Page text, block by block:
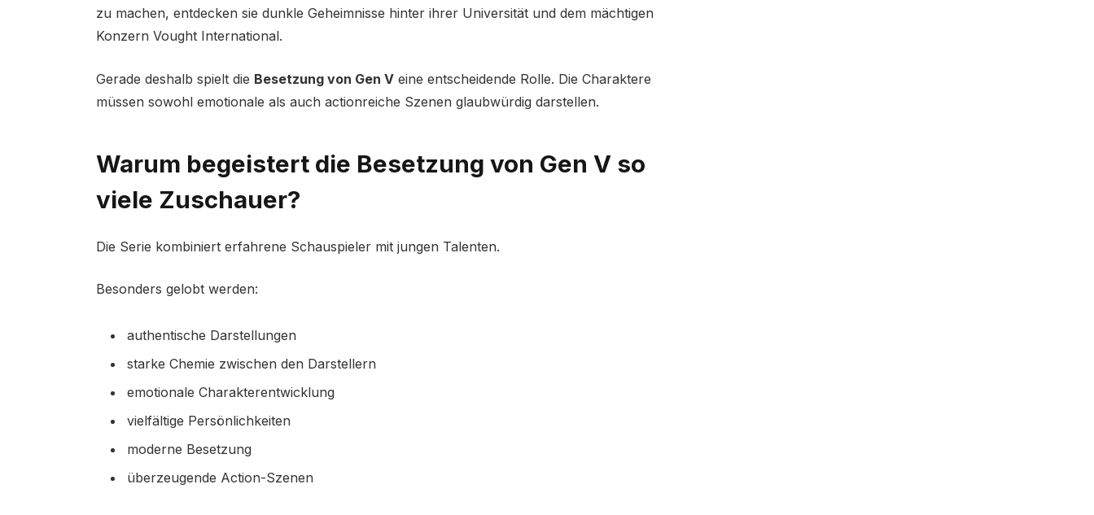
zu machen, entdecken sie dunkle Geheimnisse hinter ihrer Universität und dem mächtigen
Konzern Vought International.
Gerade deshalb spielt die Besetzung von Gen Veine entscheidende Rolle. Die Charaktere
müssen sowohl emotionale als auch actionreiche Szenen glaubwürdig darstellen.
Warum begeistert die Besetzung von Gen V so
viele Zuschauer?
Die Serie kombiniert erfahrene Schauspieler mit jungen Talenten.
Besonders gelobt werden:
authentische Darstellungen
starke Chemie zwischen den Darstellern
emotionale Charakterentwicklung
vielfältige Persönlichkeiten
moderne Besetzung
überzeugende Action-Szenen